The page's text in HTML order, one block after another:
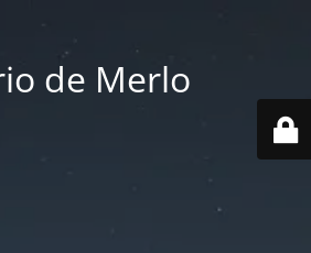
de Merlo